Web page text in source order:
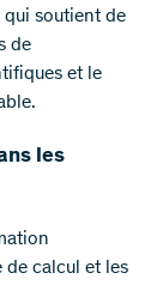
soutient de
de
et le
les
de calcul et les